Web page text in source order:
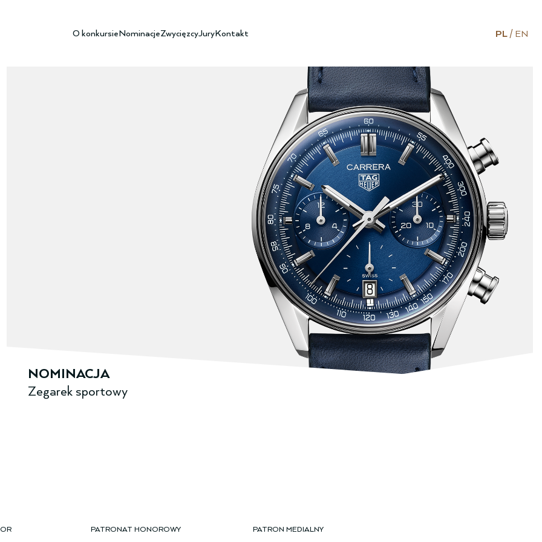
O konkursieNominacjeZwycięzcyJuryKontakt PL EN
NOMINACJA
Zegarek sportowy
PATRONAT HONOROWY PATRON MEDIALNY